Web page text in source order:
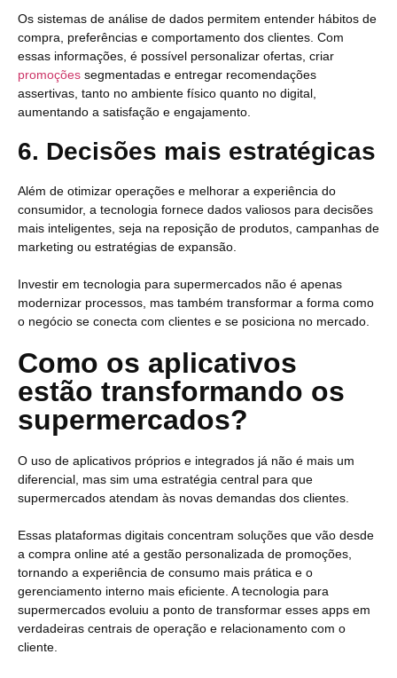
Os sistemas de análise de dados permitem entender hábitos de
compra, preferências e comportamento dos clientes. Com
essas informações, é possível personalizar ofertas, criar
promoções segmentadas e entregar recomendações
assertivas, tanto no ambiente físico quanto no digital,
aumentando a satisfação e engajamento.
6. Decisões mais estratégicas
Além de otimizar operações e melhorar a experiência do
consumidor, a tecnologia fornece dados valiosos para decisões
mais inteligentes, seja na reposição de produtos, campanhas de
marketing ou estratégias de expansão.
Investir em tecnologia para supermercados não é apenas
modernizar processos, mas também transformar a forma como
o negócio se conecta com clientes e se posiciona no mercado.
Como os aplicativos
estão transformando os
supermercados?
O uso de aplicativos próprios e integrados já não é mais um
diferencial, mas sim uma estratégia central para que
supermercados atendam às novas demandas dos clientes.
Essas plataformas digitais concentram soluções que vão desde
a compra online até a gestão personalizada de promoções,
tornando a experiência de consumo mais prática e o
gerenciamento interno mais eficiente. A tecnologia para
supermercados evoluiu a ponto de transformar esses apps em
verdadeiras centrais de operação e relacionamento com o
cliente.